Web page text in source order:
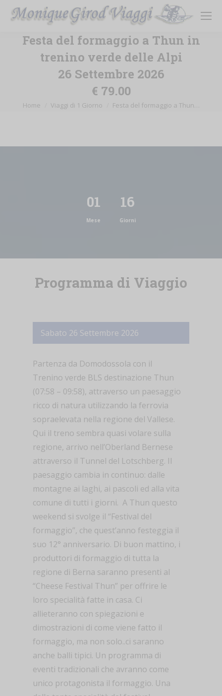
Festa del formaggio a Thun in
trenino verde delle Alpi
26 Settembre 2026
€ 79.00
Tu sei qui:
Home Viaggi di 1 Giorno Festa del formaggio a Thun…
01
Mese
16
Giorni
Programma di Viaggio
Sabato 26 Settembre 2026
Partenza da Domodossola con il
Trenino verde BLS destinazione Thun
(07:58 – 09:58), attraverso un paesaggio
ricco di natura utilizzando la ferrovia
sopraelevata nella regione del Vallese.
Qui il treno sembra quasi volare sulla
regione, arrivo nell’Oberland Bernese
attraverso il Tunnel del Lotschberg. Il
paesaggio cambia in continuo: dalle
montagne ai laghi, ai pascoli ed alla vita
comune di tutti i giorni. A Thun questo
weekend si svolge il “Festival del
formaggio”, che quest’anno festeggia il
suo 12° anniversario. Di buon mattino, i
produttori di formaggio di tutta la
regione di Berna saranno presenti al
“Cheese Festival Thun” per offrire le
loro specialità fatte in casa. Ci
allieteranno con spiegazioni e
dimostrazioni di come viene fatto il
formaggio, ma non solo..ci saranno
anche balli tipici. Un programma di
eventi tradizionali che avranno come
unico protagonista il formaggio. Una